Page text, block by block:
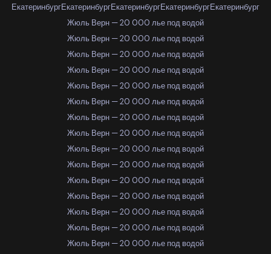
ЕкатеринбургЕкатеринбургЕкатеринбургЕкатеринбургЕкатеринбург
Жюль Верн — 20 000 лье под водой
Жюль Верн — 20 000 лье под водой
Жюль Верн — 20 000 лье под водой
Жюль Верн — 20 000 лье под водой
Жюль Верн — 20 000 лье под водой
Жюль Верн — 20 000 лье под водой
Жюль Верн — 20 000 лье под водой
Жюль Верн — 20 000 лье под водой
Жюль Верн — 20 000 лье под водой
Жюль Верн — 20 000 лье под водой
Жюль Верн — 20 000 лье под водой
Жюль Верн — 20 000 лье под водой
Жюль Верн — 20 000 лье под водой
Жюль Верн — 20 000 лье под водой
Жюль Верн — 20 000 лье под водой